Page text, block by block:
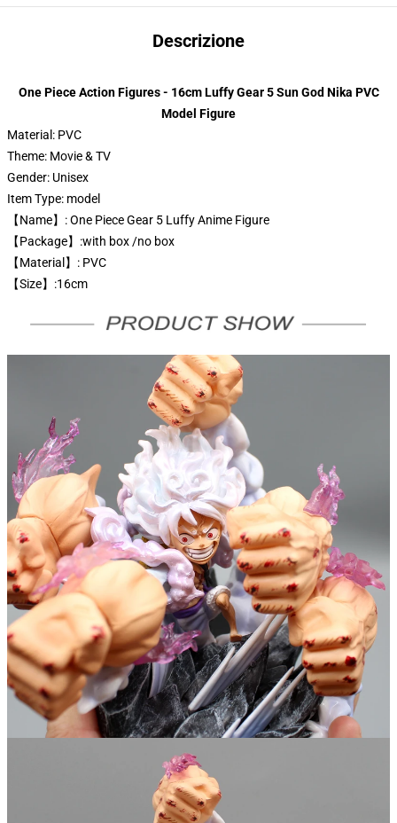
Descrizione
One Piece Action Figures - 16cm Luffy Gear 5 Sun God Nika PVC
Model Figure
Material: PVC
Theme: Movie & TV
Gender: Unisex
Item Type: model
【Name】: One Piece Gear 5 Luffy Anime Figure
【Package】:with box /no box
【Material】: PVC
【Size】:16cm